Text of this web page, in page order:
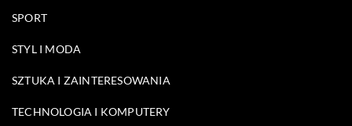
SPORT
STYL I MODA
SZTUKA I ZAINTERESOWANIA
TECHNOLOGIA I KOMPUTERY